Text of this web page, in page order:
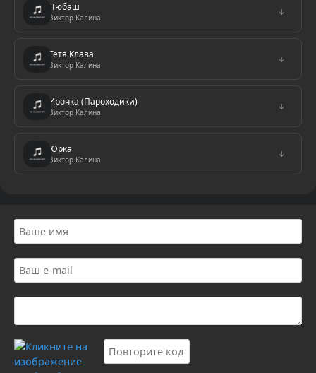
Любаш
Виктор Калина
↓
Тетя Клава
Виктор Калина
↓
Ирочка (Пароходики)
Виктор Калина
↓
Юрка
Виктор Калина
↓